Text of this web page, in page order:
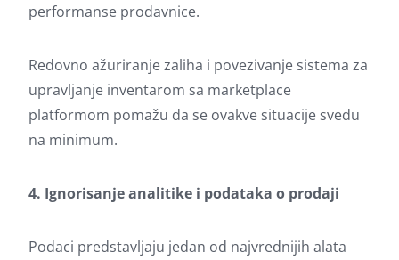
performanse prodavnice.
Redovno ažuriranje zaliha i povezivanje sistema za
upravljanje inventarom sa marketplace
platformom pomažu da se ovakve situacije svedu
na minimum.
4. Ignorisanje analitike i podataka o prodaji
Podaci predstavljaju jedan od najvrednijih alata